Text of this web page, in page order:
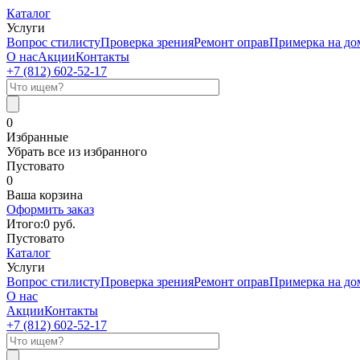
Каталог
Услуги
Вопрос стилистуПроверка зренияРемонт оправПримерка на
О насАкцииКонтакты
+7 (812) 602-52-17
0
Избранные
Убрать все из избранного
Пустовато
0
Ваша корзина
Оформить заказ
Итого:0 руб.
Пустовато
Каталог
Услуги
Вопрос стилистуПроверка зренияРемонт оправПримерка на
О нас
АкцииКонтакты
+7 (812) 602-52-17